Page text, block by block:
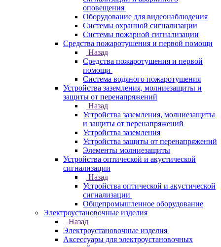
оповещения
Оборудование для видеонаблюдения
Системы охранной сигнализации
Системы пожарной сигнализации
Средства пожаротушения и первой помощи
Назад
Средства пожаротушения и первой
помощи
Система водяного пожаротушения
Устройства заземления, молниезащиты и
защиты от перенапряжений
Назад
Устройства заземления, молниезащиты
и защиты от перенапряжений
Устройства заземления
Устройства защиты от перенапряжений
Элементы молниезащиты
Устройства оптической и акустической
сигнализации
Назад
Устройства оптической и акустической
сигнализации
Общепромышленное оборудование
Электроустановочные изделия
Назад
Электроустановочные изделия
Аксессуары для электроустановочных